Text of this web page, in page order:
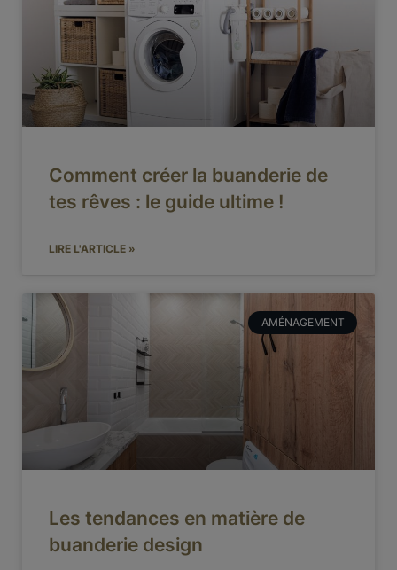
Comment créer la buanderie de
tes rêves : le guide ultime !
LIRE L'ARTICLE »
AMÉNAGEMENT
Les tendances en matière de
buanderie design